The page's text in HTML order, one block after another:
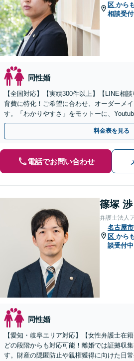
区 から
相談受
同性婚
【全国対応】【実績300件以上】【LINE相
育費に特化！ご希望に合わせ、オーダーメ
す。「わかりやすさ」をモットーに、
中【初回相談無料】【土日対応可】
料金表を見る
電話でお問い合わせ
篠塚 渉
弁護士法人
名古屋
区 から
談受付中
同性婚
【愛知・岐阜エリア対応】【女性弁護士在
どの段階からも対応可能！離婚では証拠収
す。財産の隠匿防止や親権獲得に向けた日